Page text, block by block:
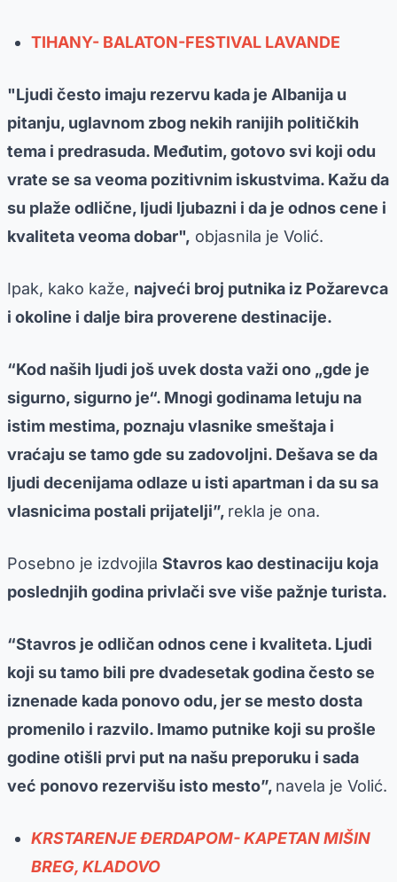
TIHANY- BALATON-FESTIVAL LAVANDE
"Ljudi često imaju rezervu kada je Albanija u
pitanju, uglavnom zbog nekih ranijih političkih
tema i predrasuda. Međutim, gotovo svi koji odu
vrate se sa veoma pozitivnim iskustvima. Kažu da
su plaže odlične, ljudi ljubazni i da je odnos cene i
kvaliteta veoma dobar", objasnila je Volić.
Ipak, kako kaže, najveći broj putnika iz Požarevca
i okoline i dalje bira proverene destinacije.
“Kod naših ljudi još uvek dosta važi ono „gde je
sigurno, sigurno je“. Mnogi godinama letuju na
istim mestima, poznaju vlasnike smeštaja i
vraćaju se tamo gde su zadovoljni. Dešava se da
ljudi decenijama odlaze u isti apartman i da su sa
vlasnicima postali prijatelji”, rekla je ona.
Posebno je izdvojila Stavros kao destinaciju koja
poslednjih godina privlači sve više pažnje turista.
“Stavros je odličan odnos cene i kvaliteta. Ljudi
koji su tamo bili pre dvadesetak godina često se
iznenade kada ponovo odu, jer se mesto dosta
promenilo i razvilo. Imamo putnike koji su prošle
godine otišli prvi put na našu preporuku i sada
već ponovo rezervišu isto mesto”, navela je Volić.
KRSTARENJE ĐERDAPOM- KAPETAN MIŠIN
BREG, KLADOVO